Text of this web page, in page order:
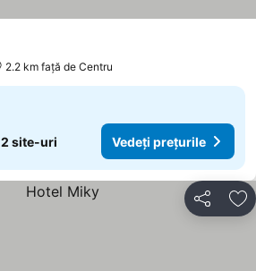
2.2 km faţă de Centru
2 site-uri Vedeți prețurile
Distribuiți